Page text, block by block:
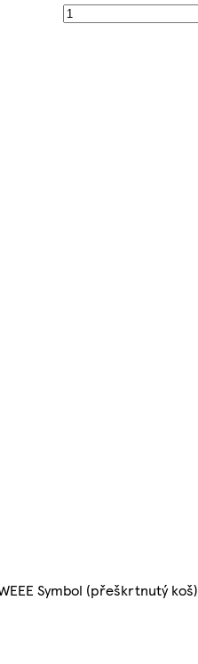
Symbol (přeškrtnutý koš)